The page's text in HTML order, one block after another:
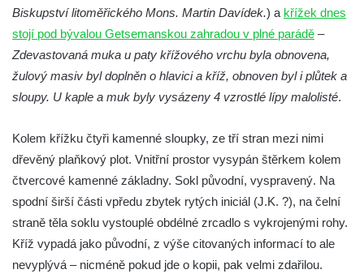
Neugebauerův kříž východně od Sloupu v
Čechách
Kříž u kostela Zvěstování Panny Marie v
Duchcově
Údajný kříž před kostelem svatých Petra a
Kříž na návsi v Jeníkově
Kříž U Pěti lip na pastvině severovýchodně
od Mikulášovic
Kříž na rozcestí u domu čp. 123 v
Mikulášovicích
Biskupství litoměřického Mons. Martin Davídek.) a křížek dnes
stojí pod bývalou Getsemanskou zahradou v plné parádě –
Zdevastovaná muka u paty křížového vrchu byla obnovena,
žulový masiv byl doplněn o hlavici a kříž, obnoven byl i plůtek a
sloupy. U kaple a muk byly vysázeny 4 vzrostlé lípy malolisté.
Kolem křížku čtyři kamenné sloupky, ze tří stran mezi nimi
dřevěný plaňkový plot. Vnitřní prostor vysypán štěrkem kolem
čtvercové kamenné základny. Sokl původní, vyspravený. Na
spodní širší části vpředu zbytek rytých iniciál (J.K. ?), na čelní
straně těla soklu vystouplé obdélné zrcadlo s vykrojenými rohy.
Kříž vypadá jako původní, z výše citovaných informací to ale
nevyplývá – nicméně pokud jde o kopii, pak velmi zdařilou.